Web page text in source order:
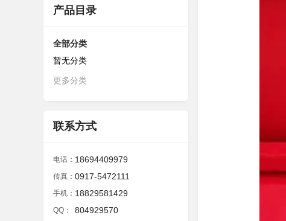
产品目录
全部分类
暂无分类
更多分类
联系方式
电话： 18694409979
传真： 0917-5472111
手机： 18829581429
QQ： 804929570